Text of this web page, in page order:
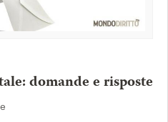
domande e risposte